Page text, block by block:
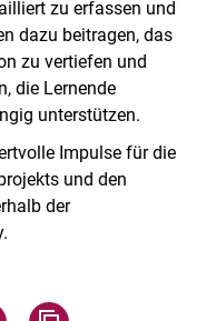
zu erfassen und
dazu beitragen, das
zu vertiefen und
die Lernende
unterstützen.
Impulse für die
und den
der
teilen
WhatsApp teilen
Seite über Facebook